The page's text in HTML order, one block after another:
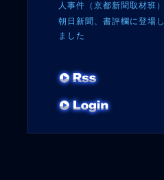
人事件（京都新聞取材班）
朝日新聞、書評欄に登場し
ました